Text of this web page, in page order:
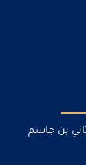
بن جاسم